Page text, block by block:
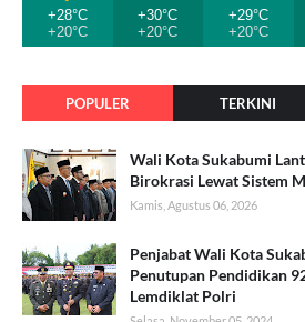
+28°C
+20°C
+30°C
+20°C
+29°C
+20°C
POPULER TERKINI
Wali Kota Sukabumi
Birokrasi Lewat Sistem
Kamis, Agustus 06, 2026
Penjabat Wali Kota
Penutupan Pendidikan
Lemdiklat Polri